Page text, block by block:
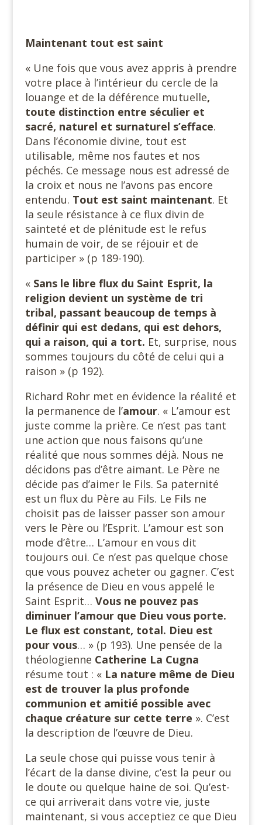
Maintenant tout est saint
« Une fois que vous avez appris à prendre
votre place à l’intérieur du cercle de la
louange et de la déférence mutuelle,
toute distinction entre séculier et
sacré, naturel et surnaturel s’efface.
Dans l’économie divine, tout est
utilisable, même nos fautes et nos
péchés. Ce message nous est adressé de
la croix et nous ne l’avons pas encore
entendu. Tout est saint maintenant. Et
la seule résistance à ce flux divin de
sainteté et de plénitude est le refus
humain de voir, de se réjouir et de
participer » (p 189-190).
« Sans le libre flux du Saint Esprit, la
religion devient un système de tri
tribal, passant beaucoup de temps à
définir qui est dedans, qui est dehors,
qui a raison, qui a tort. Et, surprise, nous
sommes toujours du côté de celui qui a
raison » (p 192).
Richard Rohr met en évidence la réalité et
la permanence de l’amour. « L’amour est
juste comme la prière. Ce n’est pas tant
une action que nous faisons qu’une
réalité que nous sommes déjà. Nous ne
décidons pas d’être aimant. Le Père ne
décide pas d’aimer le Fils. Sa paternité
est un flux du Père au Fils. Le Fils ne
choisit pas de laisser passer son amour
vers le Père ou l’Esprit. L’amour est son
mode d’être… L’amour en vous dit
toujours oui. Ce n’est pas quelque chose
que vous pouvez acheter ou gagner. C’est
la présence de Dieu en vous appelé le
Saint Esprit… Vous ne pouvez pas
diminuer l’amour que Dieu vous porte.
Le flux est constant, total. Dieu est
pour vous… » (p 193). Une pensée de la
théologienne Catherine La Cugna
résume tout : « La nature même de Dieu
est de trouver la plus profonde
communion et amitié possible avec
chaque créature sur cette terre ». C’est
la description de l’œuvre de Dieu.
La seule chose qui puisse vous tenir à
l’écart de la danse divine, c’est la peur ou
le doute ou quelque haine de soi. Qu’est-
ce qui arriverait dans votre vie, juste
maintenant, si vous acceptiez ce que Dieu